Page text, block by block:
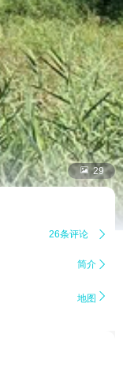
 29
26条评论 
简介 
地图 